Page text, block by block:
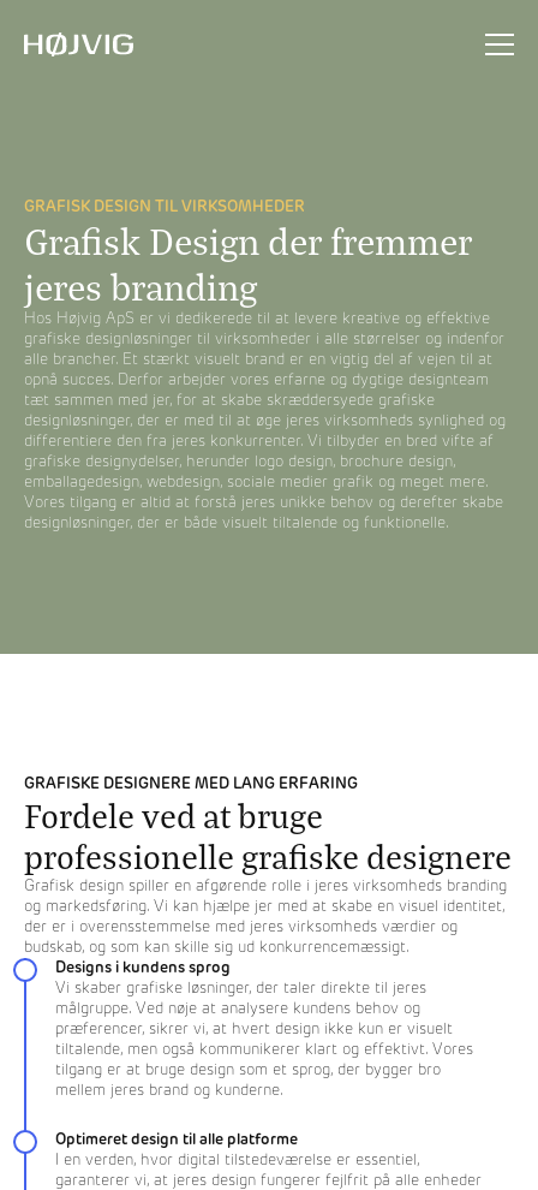
GRAFISK DESIGN TIL VIRKSOMHEDER
Grafisk Design der fremmer
jeres branding
Hos Højvig ApS er vi dedikerede til at levere kreative og effektive
grafiske designløsninger til virksomheder i alle størrelser og indenfor
alle brancher. Et stærkt visuelt brand er en vigtig del af vejen til at
opnå succes. Derfor arbejder vores erfarne og dygtige designteam
tæt sammen med jer, for at skabe skræddersyede grafiske
designløsninger, der er med til at øge jeres virksomheds synlighed og
differentiere den fra jeres konkurrenter. Vi tilbyder en bred vifte af
grafiske designydelser, herunder logo design, brochure design,
emballagedesign, webdesign, sociale medier grafik og meget mere.
Vores tilgang er altid at forstå jeres unikke behov og derefter skabe
designløsninger, der er både visuelt tiltalende og funktionelle.
GRAFISKE DESIGNERE MED LANG ERFARING
Fordele ved at bruge
professionelle grafiske designere
Grafisk design spiller en afgørende rolle i jeres virksomheds branding
og markedsføring. Vi kan hjælpe jer med at skabe en visuel identitet,
der er i overensstemmelse med jeres virksomheds værdier og
budskab, og som kan skille sig ud konkurrencemæssigt.
Designs i kundens sprog
Vi skaber grafiske løsninger, der taler direkte til jeres
målgruppe. Ved nøje at analysere kundens behov og
præferencer, sikrer vi, at hvert design ikke kun er visuelt
tiltalende, men også kommunikerer klart og effektivt. Vores
tilgang er at bruge design som et sprog, der bygger bro
mellem jeres brand og kunderne.
Optimeret design til alle platforme
I en verden, hvor digital tilstedeværelse er essentiel,
garanterer vi, at jeres design fungerer fejlfrit på alle enheder